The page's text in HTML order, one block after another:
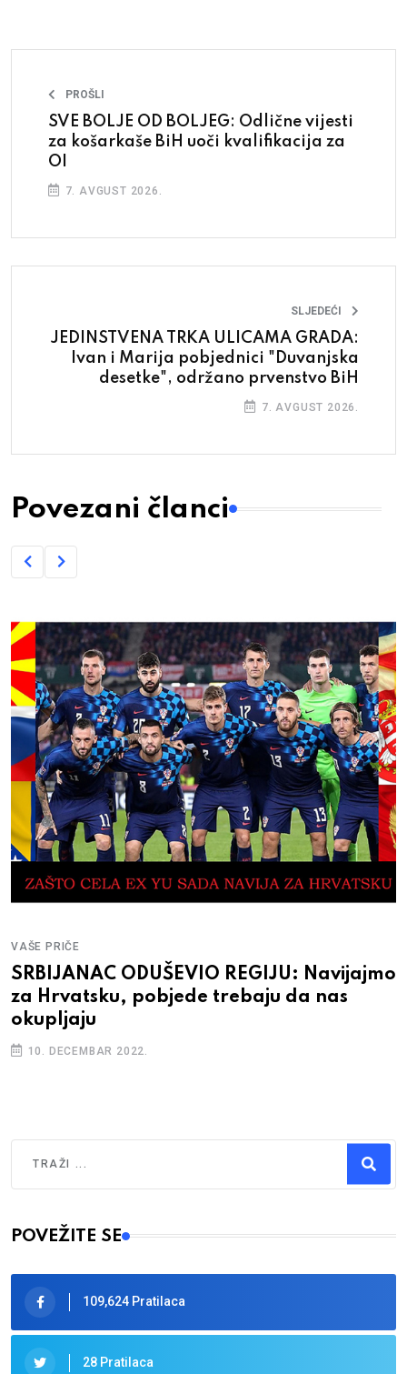
PROŠLI
SVE BOLJE OD BOLJEG: Odlične vijesti
za košarkaše BiH uoči kvalifikacija za
OI
7. AVGUST 2026.
SLJEDEĆI
JEDINSTVENA TRKA ULICAMA GRADA:
Ivan i Marija pobjednici "Duvanjska
desetke", održano prvenstvo BiH
7. AVGUST 2026.
Povezani članci
VAŠE PRIČE
SRBIJANAC ODUŠEVIO REGIJU: Navijajmo
za Hrvatsku, pobjede trebaju da nas
okupljaju
10. DECEMBAR 2022.
Type 2 or more characters for results.
POVEŽITE SE
109,624 Pratilaca
28 Pratilaca